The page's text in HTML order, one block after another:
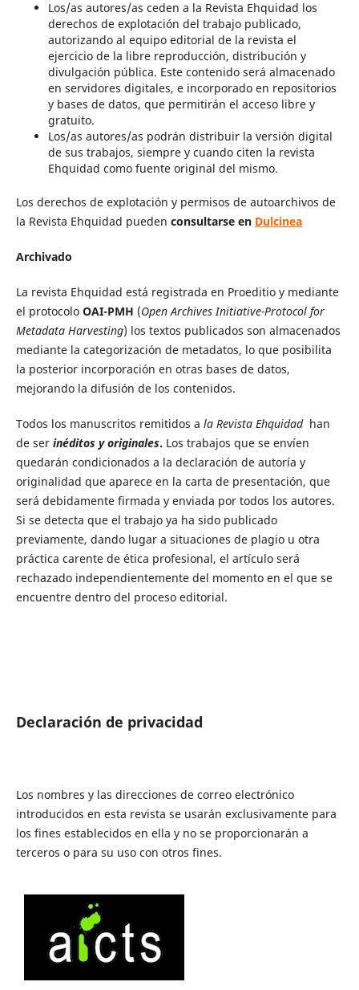
Los/as autores/as ceden a la Revista Ehquidad los
derechos de explotación del trabajo publicado,
autorizando al equipo editorial de la revista el
ejercicio de la libre reproducción, distribución y
divulgación pública. Este contenido será almacenado
en servidores digitales, e incorporado en repositorios
y bases de datos, que permitirán el acceso libre y
gratuito.
Los/as autores/as podrán distribuir la versión digital
de sus trabajos, siempre y cuando citen la revista
Ehquidad como fuente original del mismo.
Los derechos de explotación y permisos de autoarchivos de
la Revista Ehquidad pueden consultarse en Dulcinea
Archivado
La revista Ehquidad está registrada en Proeditio y mediante
el protocolo OAI-PMH (Open Archives Initiative-Protocol for
Metadata Harvesting) los textos publicados son almacenados
mediante la categorización de metadatos, lo que posibilita
la posterior incorporación en otras bases de datos,
mejorando la difusión de los contenidos.
Todos los manuscritos remitidos a la Revista Ehquidad han
de ser inéditos y originales. Los trabajos que se envíen
quedarán condicionados a la declaración de autoría y
originalidad que aparece en la carta de presentación, que
será debidamente firmada y enviada por todos los autores.
Si se detecta que el trabajo ya ha sido publicado
previamente, dando lugar a situaciones de plagio u otra
práctica carente de ética profesional, el artículo será
rechazado independientemente del momento en el que se
encuentre dentro del proceso editorial.
Declaración de privacidad
Los nombres y las direcciones de correo electrónico
introducidos en esta revista se usarán exclusivamente para
los fines establecidos en ella y no se proporcionarán a
terceros o para su uso con otros fines.